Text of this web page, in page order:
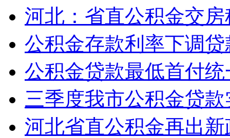
河北：省直公积金交
公积金存款利率下调
公积金贷款最低首付统
三季度我市公积金贷
河北省直公积金再出